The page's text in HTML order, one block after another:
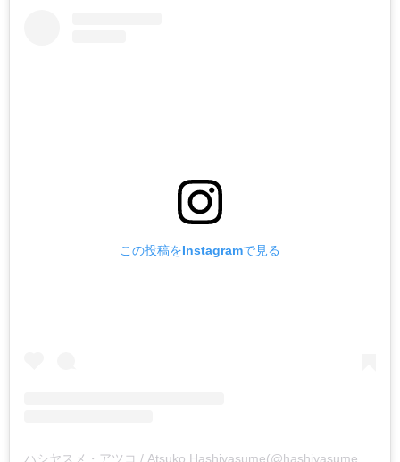
この投稿をInstagramで見る